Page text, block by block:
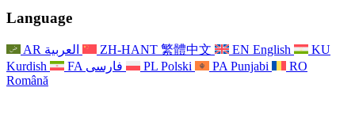
Procesul de feedback al familiei
Buletine informative
Renunțare
Evenimente
Sprijin psihologic pentru familii
Actualizări pentru familii
Evenimente
For Staff
Sprijin pentru personal
Vocile personalului
For Families
Actualizări pentru familii
Evenimente
For Staff
Raportul final al evaluării independente
Primul raport al evaluării independente
For Families
Actualizări
Nottingham
Serviciul de asistență psihologică familială
Sprijin în caz de criză în domeniul sănătății mintale
Servicii regionale Nottingham
National
Sepsis Charities
Language
AR العربية ZH-HANT 繁體中文 EN English
KU
Kurdish
FA فارسی PL Polski PA Punjabi
RO
Română